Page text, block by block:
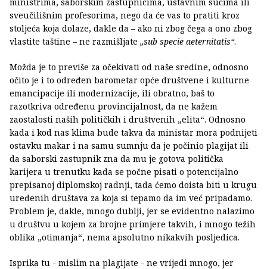
sveučilišnim profesorima, nego da će vas to pratiti kroz
stoljeća koja dolaze, dakle da – ako ni zbog čega a ono zbog
vlastite taštine – ne razmišljate „sub specie aeternitatis“.
Možda je to previše za očekivati od naše sredine, odnosno
očito je i to određen barometar opće društvene i kulturne
emancipacije ili modernizacije, ili obratno, baš to
razotkriva određenu provincijalnost, da ne kažem
zaostalosti naših političkih i društvenih „elita“. Odnosno
kada i kod nas klima bude takva da ministar mora podnijeti
ostavku makar i na samu sumnju da je počinio plagijat ili
da saborski zastupnik zna da mu je gotova politička
karijera u trenutku kada se počne pisati o potencijalno
prepisanoj diplomskoj radnji, tada ćemo doista biti u krugu
uređenih društava za koja si tepamo da im već pripadamo.
Problem je, dakle, mnogo dublji, jer se evidentno nalazimo
u društvu u kojem za brojne primjere takvih, i mnogo težih
oblika „otimanja“, nema apsolutno nikakvih posljedica.
Isprika tu - mislim na plagijate - ne vrijedi mnogo, jer